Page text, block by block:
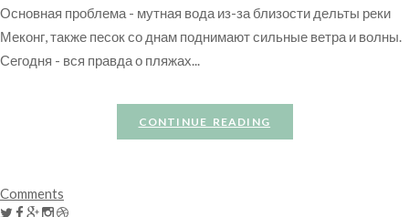
Основная проблема - мутная вода из-за близости дельты реки
Меконг, также песок со днам поднимают сильные ветра и волны.
Сегодня - вся правда о пляжах...
CONTINUE READING
Comments